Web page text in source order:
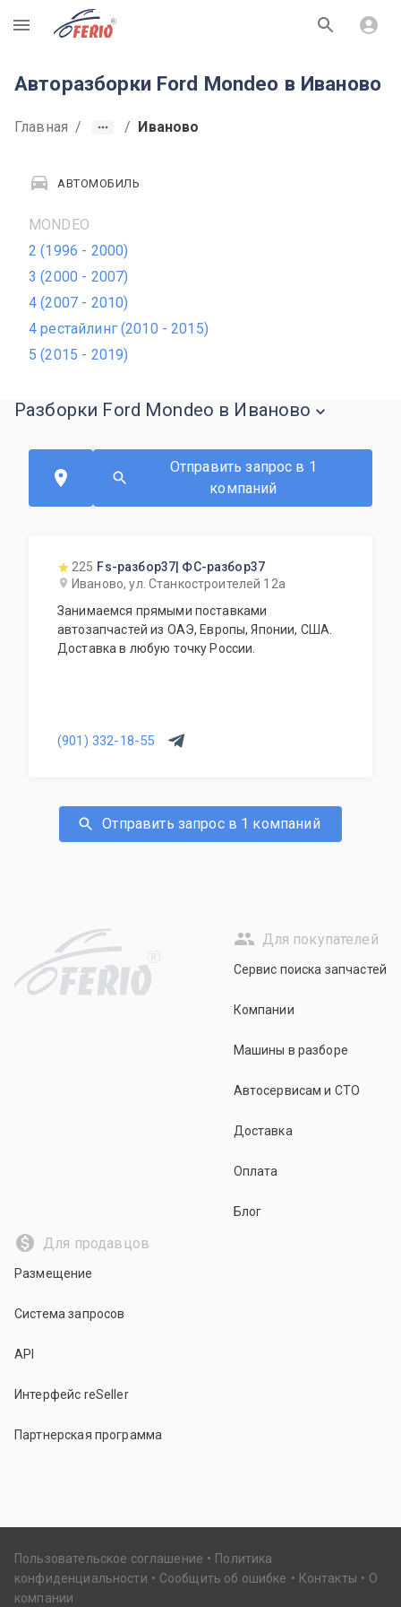
R
Авторазборки Ford Mondeo в Иваново
Главная / / Иваново
АВТОМОБИЛЬ
MONDEO
2 (1996 - 2000)
3 (2000 - 2007)
4 (2007 - 2010)
4 рестайлинг (2010 - 2015)
5 (2015 - 2019)
Разборки Ford Mondeo в Иваново
Отправить запрос в 1
компаний
225 Fs-разбор37| ФС-разбор37
Иваново, ул. Станкостроителей 12а
Занимаемся прямыми поставками
автозапчастей из ОАЭ, Европы, Японии, США.
Доставка в любую точку России.
(901) 332-18-55
Отправить запрос в 1 компаний
R
Для покупателей
Сервис поиска запчастей
Компании
Машины в разборе
Автосервисам и СТО
Доставка
Оплата
Блог
Для продавцов
Размещение
Система запросов
API
Интерфейс reSeller
Партнерская программа
Пользовательское соглашение
Политика
конфиденциальности
Сообщить об ошибке Контакты
О
компании